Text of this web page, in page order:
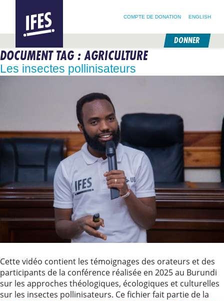
PASSER
AU
CONTENU
PRINCIPAL
COMPTE DE DONATION ENGLISH
INTERNATIONAL
FELLOWSHIP
EVANGELICAL
DONNER
DOCUMENT TAG :AGRICULTURE
Les insectes pollinisateurs
Cette vidéo contient les témoignages des orateurs et des
participants de la conférence réalisée en 2025 au Burundi
sur les approches théologiques, écologiques et culturelles
sur les insectes pollinisateurs. Ce fichier fait partie de la